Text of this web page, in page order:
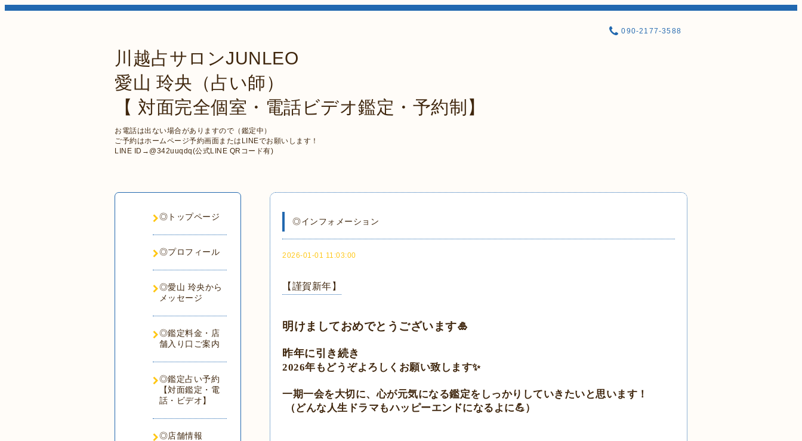
川越占サロンJUNLEO
愛山 玲央（占い師）
【 対面完全個室・電話ビデオ鑑定・予約制】
お電話は出ない場合がありますので（鑑定中）
ご予約はホームページ予約画面またはLINEでお願いします！
LINE ID→@342uuqdq(公式LINE QRコード有)
090-2177-3588
◎インフォメーション
2026-01-01 11:03:00
【謹賀新年】
明けましておめでとうございます🎍
昨年に引き続き
2026年もどうぞよろしくお願い致します✨
一期一会を大切に、心が元気になる鑑定をしっかりしていきたいと思います！
（どんな人生ドラマもハッピーエンドになるよに💪）
◎トップページ
◎プロフィール
◎愛山 玲央から
メッセージ
◎鑑定料金・店
舗入り口ご案内
◎鑑定占い予約
【対面鑑定・電
話・ビデオ】
◎店舗情報